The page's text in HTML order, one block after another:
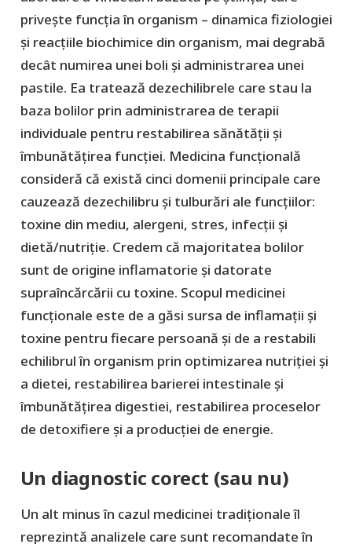
privește funcția în organism – dinamica fiziologiei
și reacțiile biochimice din organism, mai degrabă
decât numirea unei boli și administrarea unei
pastile. Ea tratează dezechilibrele care stau la
baza bolilor prin administrarea de terapii
individuale pentru restabilirea sănătății și
îmbunătățirea funcției. Medicina funcțională
consideră că există cinci domenii principale care
cauzează dezechilibru și tulburări ale funcțiilor:
toxine din mediu, alergeni, stres, infecții și
dietă/nutriție. Credem că majoritatea bolilor
sunt de origine inflamatorie și datorate
supraîncărcării cu toxine. Scopul medicinei
funcționale este de a găsi sursa de inflamații și
toxine pentru fiecare persoană și de a restabili
echilibrul în organism prin optimizarea nutriției și
a dietei, restabilirea barierei intestinale și
îmbunătățirea digestiei, restabilirea proceselor
de detoxifiere și a producției de energie.
Un diagnostic corect (sau nu)
Un alt minus în cazul medicinei tradiționale îl
reprezintă analizele care sunt recomandate în